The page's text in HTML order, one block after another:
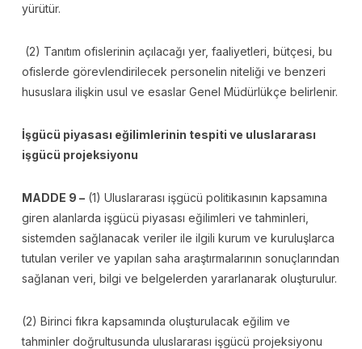
yürütür.
(2) Tanıtım ofislerinin açılacağı yer, faaliyetleri, bütçesi, bu
ofislerde görevlendirilecek personelin niteliği ve benzeri
hususlara ilişkin usul ve esaslar Genel Müdürlükçe belirlenir.
İşgücü piyasası eğilimlerinin tespiti ve uluslararası
işgücü projeksiyonu
MADDE 9 –(1) Uluslararası işgücü politikasının kapsamına
giren alanlarda işgücü piyasası eğilimleri ve tahminleri,
sistemden sağlanacak veriler ile ilgili kurum ve kuruluşlarca
tutulan veriler ve yapılan saha araştırmalarının sonuçlarından
sağlanan veri, bilgi ve belgelerden yararlanarak oluşturulur.
(2) Birinci fıkra kapsamında oluşturulacak eğilim ve
tahminler doğrultusunda uluslararası işgücü projeksiyonu